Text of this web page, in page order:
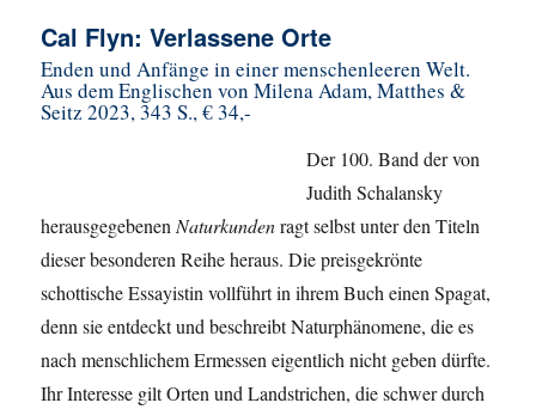
Cal Flyn: Verlassene Orte
Enden und Anfänge in einer menschenleeren Welt.
Aus dem Englischen von Milena Adam, Matthes &
Seitz 2023, 343 S., € 34,-
Der 100. Band der von
Judith Schalansky
herausgegebenen Naturkundenragt selbst unter den Titeln
dieser besonderen Reihe heraus. Die preisgekrönte
schottische Essayistin vollführt in ihrem Buch einen Spagat,
denn sie entdeckt und beschreibt Naturphänomene, die es
nach menschlichem Ermessen eigentlich nicht geben dürfte.
Ihr Interesse gilt Orten und Landstrichen, die schwer durch